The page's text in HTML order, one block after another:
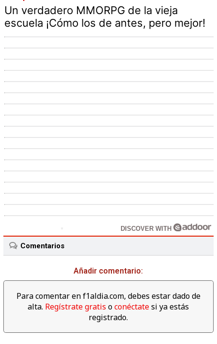
Un verdadero MMORPG de la vieja
escuela ¡Cómo los de antes, pero mejor!
DISCOVER WITH
Comentarios
Añadir comentario:
Para comentar en f1aldia.com, debes estar dado de
alta. Regístrate gratis oconéctatesi ya estás
registrado.